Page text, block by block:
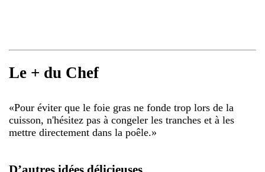
Le + du Chef
«Pour éviter que le foie gras ne fonde trop lors de la
cuisson, n'hésitez pas à congeler les tranches et à les
mettre directement dans la poêle.»